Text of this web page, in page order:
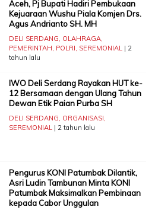
Aceh, Pj Bupati Hadiri Pembukaan
Kejuaraan Wushu Piala Komjen Drs.
Agus Andrianto SH. MH
DELI SERDANG, OLAHRAGA,
PEMERINTAH, POLRI, SEREMONIAL| 2
tahun lalu
IWO Deli Serdang Rayakan HUT ke-
12 Bersamaan dengan Ulang Tahun
Dewan Etik Paian Purba SH
DELI SERDANG, ORGANISASI,
SEREMONIAL| 2 tahun lalu
Pengurus KONI Patumbak Dilantik,
Asri Ludin Tambunan Minta KONI
Patumbak Maksimalkan Pembinaan
kepada Cabor Unggulan